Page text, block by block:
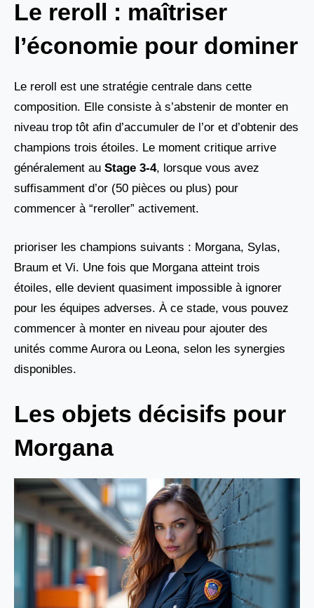
Le reroll : maîtriser
l’économie pour dominer
Le reroll est une stratégie centrale dans cette
composition. Elle consiste à s’abstenir de monter en
niveau trop tôt afin d’accumuler de l’or et d’obtenir des
champions trois étoiles. Le moment critique arrive
généralement au Stage 3-4, lorsque vous avez
suffisamment d’or (50 pièces ou plus) pour
commencer à “reroller” activement.
prioriser les champions suivants : Morgana, Sylas,
Braum et Vi. Une fois que Morgana atteint trois
étoiles, elle devient quasiment impossible à ignorer
pour les équipes adverses. À ce stade, vous pouvez
commencer à monter en niveau pour ajouter des
unités comme Aurora ou Leona, selon les synergies
disponibles.
Les objets décisifs pour
Morgana